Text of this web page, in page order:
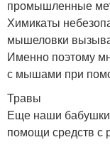
промышленные
Химикаты
мышеловки
Именно поэтому
с мышами при
Травы
Еще наши бабушки
помощи средств с